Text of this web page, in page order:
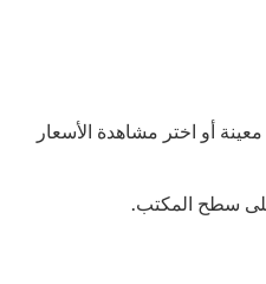
أو اختر مشاهدة الأسعار
سطح المكتب.